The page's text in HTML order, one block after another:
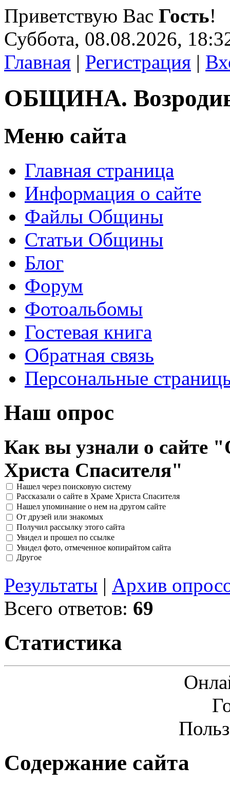
Приветствую Вас Гость!
Суббота, 08.08.2026,
Главная | Регистрация |
ОБЩИНА.
Меню сайта
Главная страница
Информация о сайте
Файлы Общины
Статьи Общины
Блог
Форум
Фотоальбомы
Гостевая книга
Обратная связь
Персональные
Наш опрос
Как вы узнали о сайте
Христа Спасителя"
Нашел через поисковую систему
Рассказали о сайте в Храме Христа Спасителя
Нашел упоминание о нем на другом сайте
От друзей или знакомых
Получил рассылку этого сайта
Увидел и прошел по ссылке
Увидел фото, отмеченное копирайтом сайта
Другое
Результаты | Архив
Всего ответов: 69
Статистика
Содержание сайта